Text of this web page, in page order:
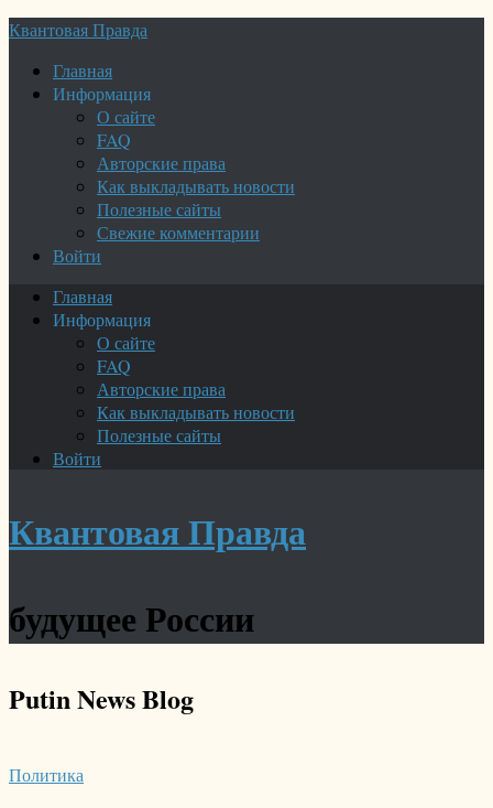
Квантовая Правда
Главная
Информация
О сайте
FAQ
Авторские права
Как выкладывать новости
Полезные сайты
Свежие комментарии
Войти
Главная
Информация
О сайте
FAQ
Авторские права
Как выкладывать новости
Полезные сайты
Войти
Квантовая Правда
будущее России
Putin NewsBlog
Политика